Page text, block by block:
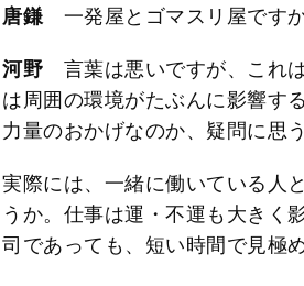
唐鎌一発屋とゴマスリ屋ですか
河野 言葉は悪いですが、これ
は周囲の環境がたぶんに影響す
力量のおかげなのか、疑問に思
実際には、一緒に働いている人
うか。仕事は運・不運も大きく
司であっても、短い時間で見極